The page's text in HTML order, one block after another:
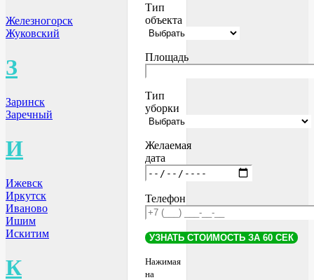
Железногорск
Жуковский
З
Заринск
Заречный
И
Ижевск
Иркутск
Иваново
Ишим
Искитим
К
Тип
объекта
Площадь
Тип
уборки
Желаемая
дата
Телефон
Нажимая
на